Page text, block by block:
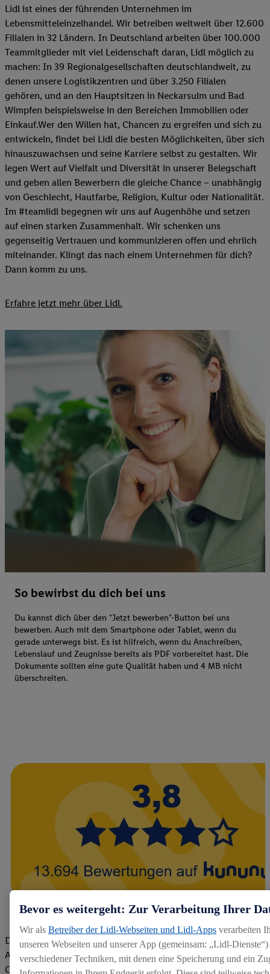
Lidl ist eines der führenden Unternehmen im
Lebensmitteleinzelhandel. Wir betreiben weltweit über 12.600
Filialen in 32 Ländern. In Deutschland arbeiten über 100.000
Teammitglieder mit viel Leidenschaft daran, Lidl möglich zu
machen: In 39 Regionalgesellschaften deutschlandweit, zu
denen unsere Logistikzentren und über 3.250 Filialen
gehören, und an den Hauptsitzen in Neckarsulm und Bad
Wimpfen beispielsweise in den Bereichen Immobilien oder
Einkauf.Wer den Willen hat, Chancen zu ergreifen und sich zu
entwickeln, findet bei Lidl die besten Möglichkeiten, über sich
hinauszuwachsen und seine Karriere selbst zu gestalten. Wir
legen Wert auf Vielfalt und Diversität in unserer Belegschaft
und geben allen Bewerbern die gleiche Chance – unabhängig
von Geschlecht, Hautfarbe, Religion, Kultur oder Nationalität.
Im #teamlidl begegnen wir uns auf Augenhöhe und setzen
auf einen starken Zusammenhalt. Wir schenken uns
gegenseitig Vertrauen und kommunizieren offen und ehrlich
miteinander. Klingt das nach einem Unternehmen für dich?
Dann komm zu uns.​
Erfahre jetzt mehr über Lidl.
So bewirbst du dich bei uns
Du kannst dich über den "Jetzt bewerben"-Button bei uns
bewerben. Auch mit dem Smartphone oder Tablet, wenn du
gerade unterwegs bist. Es ist hilfreich, wenn du Anschreiben,
Lebenslauf und Zeugnisse bereits als PDF vorbereitet hast. Die
Dokumente sollten eine gute Qualität haben und 4 MB nicht
überschreiten.
Die Bewertungen von aktuellen und ehemaligen Mitarbeitern,
Azubis und externen Bewerbern haben uns zu einer Top
Company gemacht. Wir freuen uns über unseren guten Score
Bevor es weitergeht: Zur Verarbeitung Ihrer
Wir als Betreiber der Lidl-Webseiten und Lidl-Apps verarbeiten
unseren Webseiten und unserer App (gemeinsam: „Lidl-
verschiedener Techniken, mit denen eine Speicherung und ein